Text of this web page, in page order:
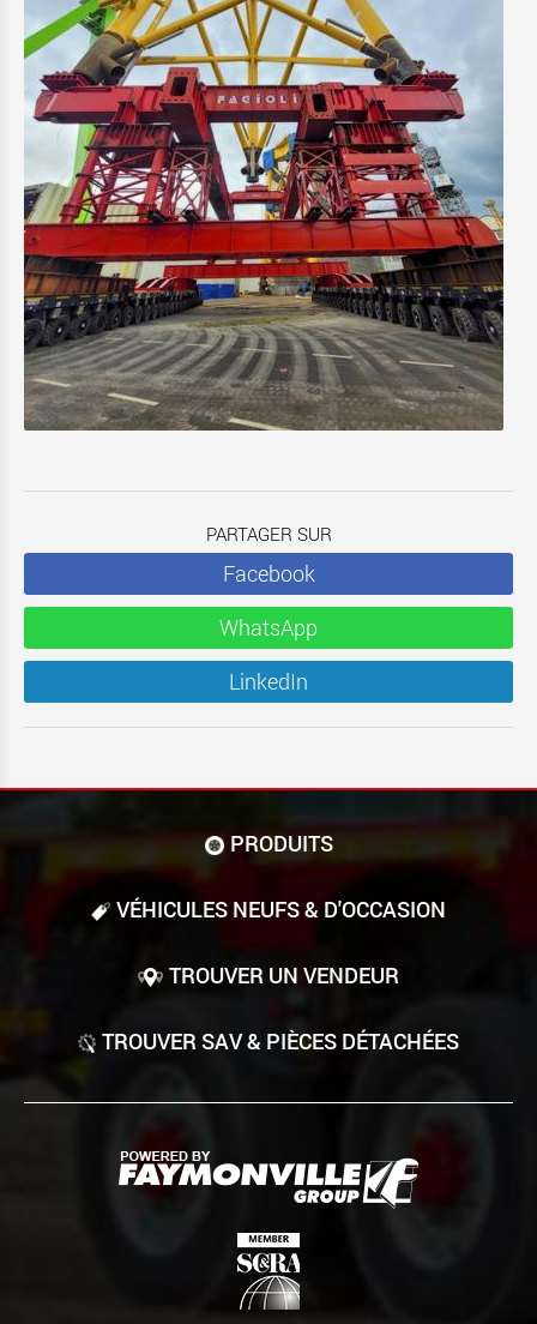
PARTAGER SUR
Facebook
WhatsApp
LinkedIn
PRODUITS
VÉHICULES NEUFS & D'OCCASION
TROUVER UN VENDEUR
TROUVER SAV & PIÈCES DÉTACHÉES